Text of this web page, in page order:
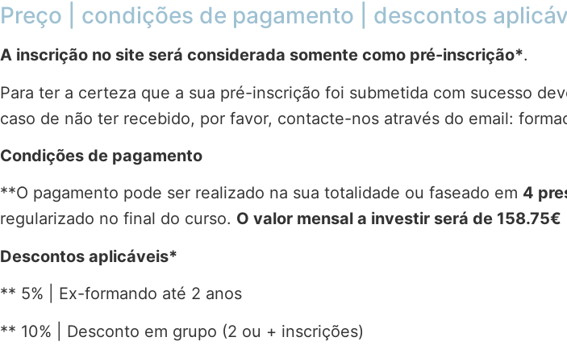
Preço | condições de pagamento | descontos
A inscrição no site será considerada somente como pré-inscrição*.
Para ter a certeza que a sua pré-inscrição foi submetida com sucesso
caso de não ter recebido, por favor, contacte-nos através do email:
Condições de pagamento
**O pagamento pode ser realizado na sua totalidade ou faseado em 4
regularizado no final do curso. O valor mensal a investir será de 158.75€
Descontos aplicáveis*
** 5% | Ex-formando até 2 anos
** 10% | Desconto em grupo (2 ou + inscrições)